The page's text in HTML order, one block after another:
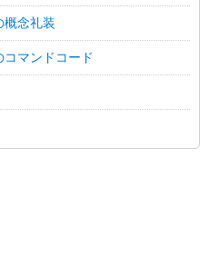
概念礼装
マンドコード